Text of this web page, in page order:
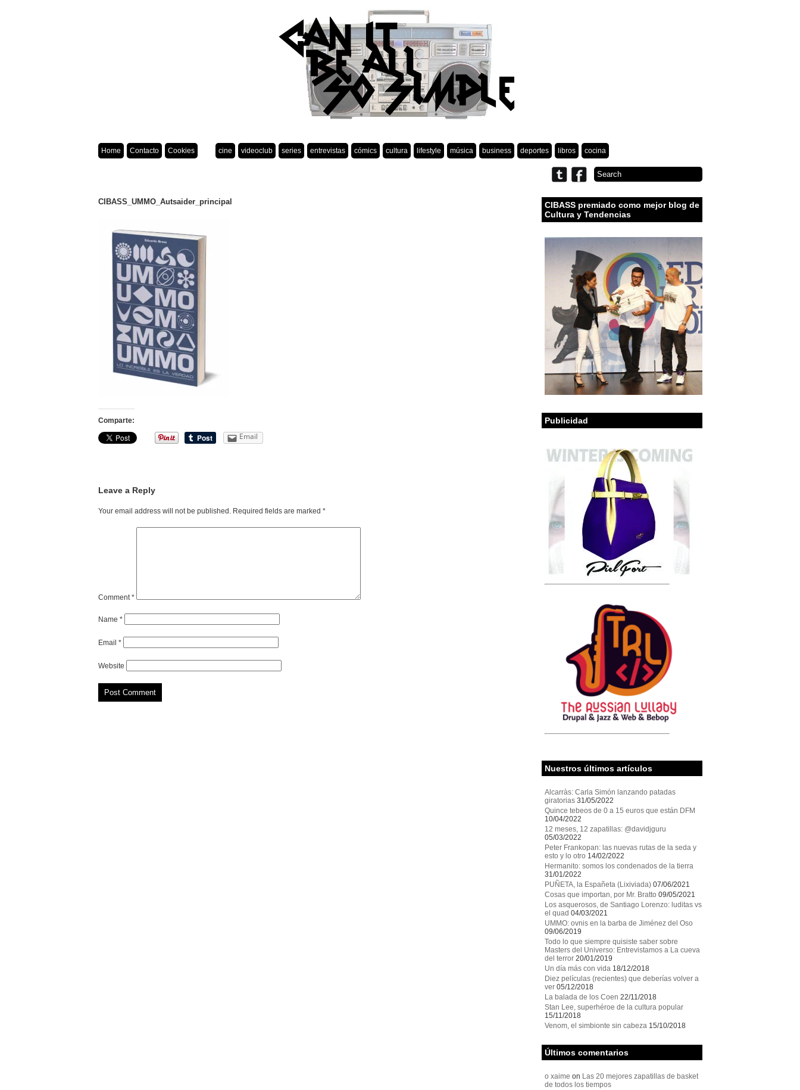
Home Contacto Cookies cine videoclub series entrevistas cómics cultura lifestyle música business deportes libros cocina
CIBASS_UMMO_Autsaider_principal
Comparte:
Email
Leave a Reply
Your email address will not be published. Required fields are marked *
Comment*
Name *
Email *
Website
CIBASS premiado como mejor blog de
Cultura y Tendencias
Publicidad
Nuestros últimos artículos
Alcarràs: Carla Simón lanzando patadas
giratorias 31/05/2022
Quince tebeos de 0 a 15 euros que están DFM
10/04/2022
12 meses, 12 zapatillas: @davidjguru
05/03/2022
Peter Frankopan: las nuevas rutas de la seda y
esto y lo otro 14/02/2022
Hermanito: somos los condenados de la tierra
31/01/2022
PUÑETA, la Españeta (Lixiviada) 07/06/2021
Cosas que importan, por Mr. Bratto 09/05/2021
Los asquerosos, de Santiago Lorenzo: luditas vs
el quad 04/03/2021
UMMO: ovnis en la barba de Jiménez del Oso
09/06/2019
Todo lo que siempre quisiste saber sobre
Masters del Universo: Entrevistamos a La cueva
del terror 20/01/2019
Un día más con vida 18/12/2018
Diez películas (recientes) que deberías volver a
ver 05/12/2018
La balada de los Coen 22/11/2018
Stan Lee, superhéroe de la cultura popular
15/11/2018
Venom, el simbionte sin cabeza 15/10/2018
Últimos comentarios
o xaime on Las 20 mejores zapatillas de basket
de todos los tiempos